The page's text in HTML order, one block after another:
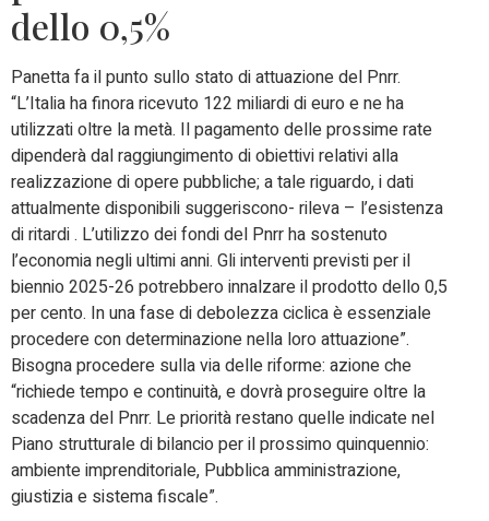
dello 0,5%
Panetta fa il punto sullo stato di attuazione del Pnrr.
“L’Italia ha finora ricevuto 122 miliardi di euro e ne ha
utilizzati oltre la metà. Il pagamento delle prossime rate
dipenderà dal raggiungimento di obiettivi relativi alla
realizzazione di opere pubbliche; a tale riguardo, i dati
attualmente disponibili suggeriscono- rileva – l’esistenza
di ritardi . L’utilizzo dei fondi del Pnrr ha sostenuto
l’economia negli ultimi anni. Gli interventi previsti per il
biennio 2025-26 potrebbero innalzare il prodotto dello 0,5
per cento. In una fase di debolezza ciclica è essenziale
procedere con determinazione nella loro attuazione”.
Bisogna procedere sulla via delle riforme: azione che
“richiede tempo e continuità, e dovrà proseguire oltre la
scadenza del Pnrr. Le priorità restano quelle indicate nel
Piano strutturale di bilancio per il prossimo quinquennio:
ambiente imprenditoriale, Pubblica amministrazione,
giustizia e sistema fiscale”.